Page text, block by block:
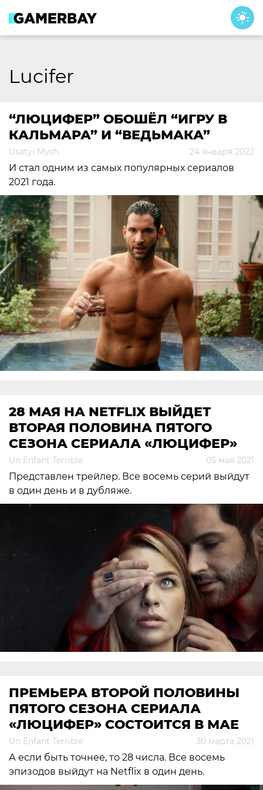
content
Lucifer
“ЛЮЦИФЕР” ОБОШЁЛ “ИГРУ В
КАЛЬМАРА” И “ВЕДЬМАКА”
Usatyi Mysh 24 января 2022
И стал одним из самых популярных сериалов
2021 года.
28 МАЯ НА NETFLIX ВЫЙДЕТ
ВТОРАЯ ПОЛОВИНА ПЯТОГО
СЕЗОНА СЕРИАЛА «ЛЮЦИФЕР»
Un Enfant Terrible 05 мая 2021
Представлен трейлер. Все восемь серий выйдут
в один день и в дубляже.
ПРЕМЬЕРА ВТОРОЙ ПОЛОВИНЫ
ПЯТОГО СЕЗОНА СЕРИАЛА
«ЛЮЦИФЕР» СОСТОИТСЯ В МАЕ
Un Enfant Terrible 30 марта 2021
А если быть точнее, то 28 числа. Все восемь
эпизодов выйдут на Netflix в один день.